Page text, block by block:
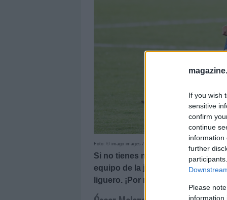
If you wish
sensitive
confirm
continue
information
further
Please
information
Foto: © imago images / AFLOSPORT
Si no tienes mucho dinero en
equipo de la jornada 1, te
liguero. ¡Por menos de 1 millón!